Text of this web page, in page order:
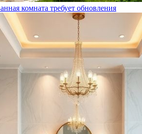
комната требует обновления